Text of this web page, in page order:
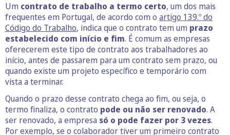
Um contrato de trabalho a termo certo, um dos mais
frequentes em Portugal, de acordo com o artigo 139.º do
Código do Trabalho, indica que o contrato tem um prazo
estabelecido com início e fim. É comum as empresas
oferecerem este tipo de contrato aos trabalhadores ao
início, antes de passarem para um contrato sem prazo, ou
quando existe um projeto específico e temporário com
vista a terminar.
Quando o prazo desse contrato chega ao fim, ou seja, o
termo finaliza, o contrato pode ou não ser renovado. A
ser renovado, a empresa só o pode fazer por 3 vezes.
Por exemplo, se o colaborador tiver um primeiro contrato